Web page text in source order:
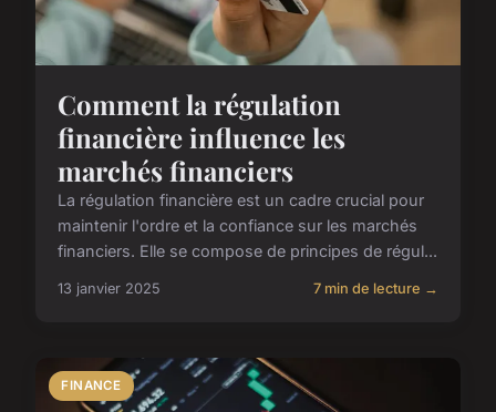
Comment la régulation
financière influence les
marchés financiers
La régulation financière est un cadre crucial pour
maintenir l'ordre et la confiance sur les marchés
financiers. Elle se compose de principes de régul...
13 janvier 2025 7 min de lecture →
FINANCE